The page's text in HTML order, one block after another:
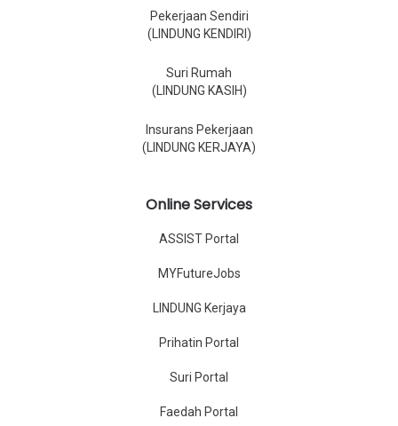
Pekerjaan Sendiri
(LINDUNG KENDIRI)
Suri Rumah
(LINDUNG KASIH)
Insurans Pekerjaan
(LINDUNG KERJAYA)
Online Services
ASSIST Portal
MYFutureJobs
LINDUNG Kerjaya
Prihatin Portal
Suri Portal
Faedah Portal